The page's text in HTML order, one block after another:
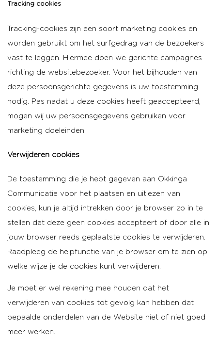
Tracking cookies
Tracking-cookies zijn een soort marketing cookies en
worden gebruikt om het surfgedrag van de bezoekers
vast te leggen. Hiermee doen we gerichte campagnes
richting de websitebezoeker. Voor het bijhouden van
deze persoonsgerichte gegevens is uw toestemming
nodig. Pas nadat u deze cookies heeft geaccepteerd,
mogen wij uw persoonsgegevens gebruiken voor
marketing doeleinden.
Verwijderen cookies
De toestemming die je hebt gegeven aan Okkinga
Communicatie voor het plaatsen en uitlezen van
cookies, kun je altijd intrekken door je browser zo in te
stellen dat deze geen cookies accepteert of door alle in
jouw browser reeds geplaatste cookies te verwijderen.
Raadpleeg de helpfunctie van je browser om te zien op
welke wijze je de cookies kunt verwijderen.
Je moet er wel rekening mee houden dat het
verwijderen van cookies tot gevolg kan hebben dat
bepaalde onderdelen van de Website niet of niet goed
meer werken.